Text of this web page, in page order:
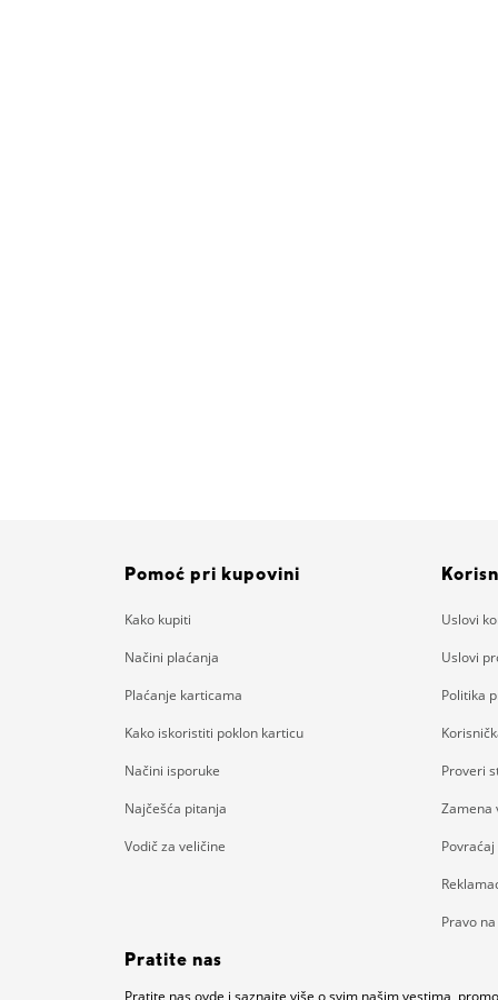
Pomoć pri kupovini
Kako kupiti
Načini plaćanja
Plaćanje karticama
Kako iskoristiti poklon karticu
Načini isporuke
Najčešća pitanja
Vodič za veličine
Uslovi
Uslovi
Politika
Proveri
Zamena
Pravo
Pratite nas
Pratite nas ovde i saznajte više o svim našim vestima,